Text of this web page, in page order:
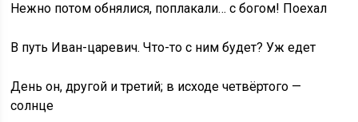
Нежно потом обнялися, поплакали… с богом! Поехал
В путь Иван-царевич. Что-то с ним будет? Уж едет
День он, другой и третий; в исходе четвёртого —
солнце